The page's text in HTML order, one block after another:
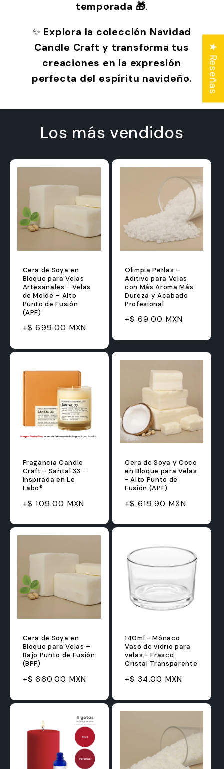
temporada 🎁.
✨ Explora la colección Navidad
Candle Craft y transforma tus
creaciones en la expresión
perfecta del espíritu navideño.
Los más vendidos
Cera de Soya en
Bloque para Velas
Artesanales - Velas
de Molde – Alto
Punto de Fusión
(APF)
Precio
Precio
oferta
+$ 699.00 MXN
Olimpia Perlas –
Aditivo para Velas
con Más Aroma Más
Dureza y Acabado
Profesional
Precio
Precio
+$ 69.00 MXN
Fragancia Candle
Craft - Santal 33 -
Inspirada en Le
Labo®
Precio
Precio
oferta
+$ 109.00 MXN
Cera de Soya y Coco
en Bloque para Velas
- Alto Punto de
Fusión (APF)
Precio
Precio
oferta
+$ 619.90 MXN
Cera de Soya en
Bloque para Velas –
Bajo Punto de Fusión
(BPF)
Precio
Precio
oferta
+$ 660.00 MXN
140ml - Mónaco
Vaso de vidrio para
velas - Frasco
Cristal Transparente
Precio
Precio
oferta
+$ 34.00 MXN
★ Reseñas